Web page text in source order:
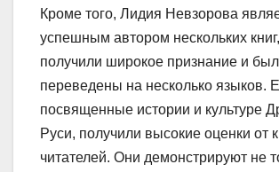
Кроме того, Лидия Невзорова
успешным автором нескольких
получили широкое признание и
переведены на несколько языков.
посвященные истории и культуре
Руси, получили высокие оценки от
читателей. Они демонстрируют не